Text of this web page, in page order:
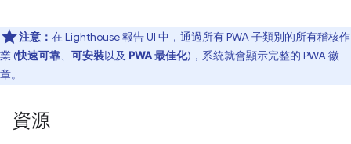
注意： 在 Lighthouse 報告 UI 中，通過所有 PWA 子類別的所有稽核作
業 (快速可靠、 可安裝以及 PWA 最佳化)，系統就會顯示完整的 PWA 徽
章。
資源